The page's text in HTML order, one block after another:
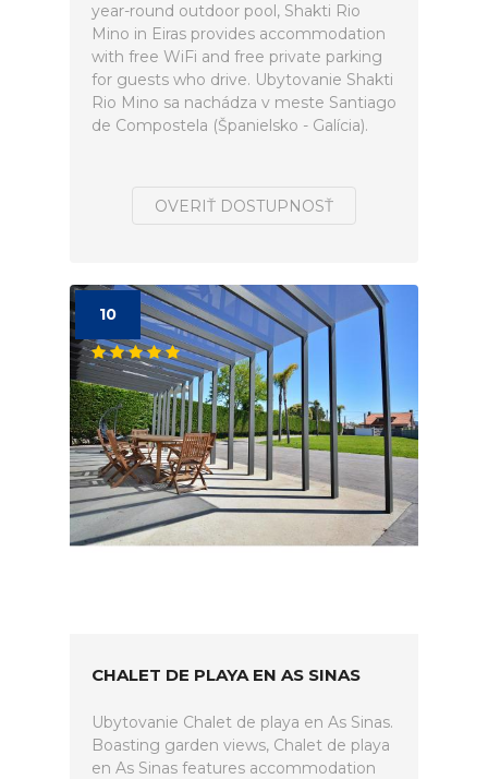
year-round outdoor pool, Shakti Rio
Mino in Eiras provides accommodation
with free WiFi and free private parking
for guests who drive. Ubytovanie Shakti
Rio Mino sa nachádza v meste Santiago
de Compostela (Španielsko - Galícia).
OVERIŤ DOSTUPNOSŤ
10
CHALET DE PLAYA EN AS SINAS
Ubytovanie Chalet de playa en As Sinas.
Boasting garden views, Chalet de playa
en As Sinas features accommodation